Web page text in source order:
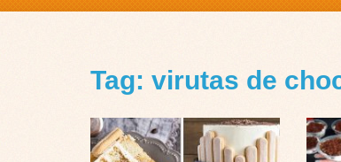
Tag: virutas de